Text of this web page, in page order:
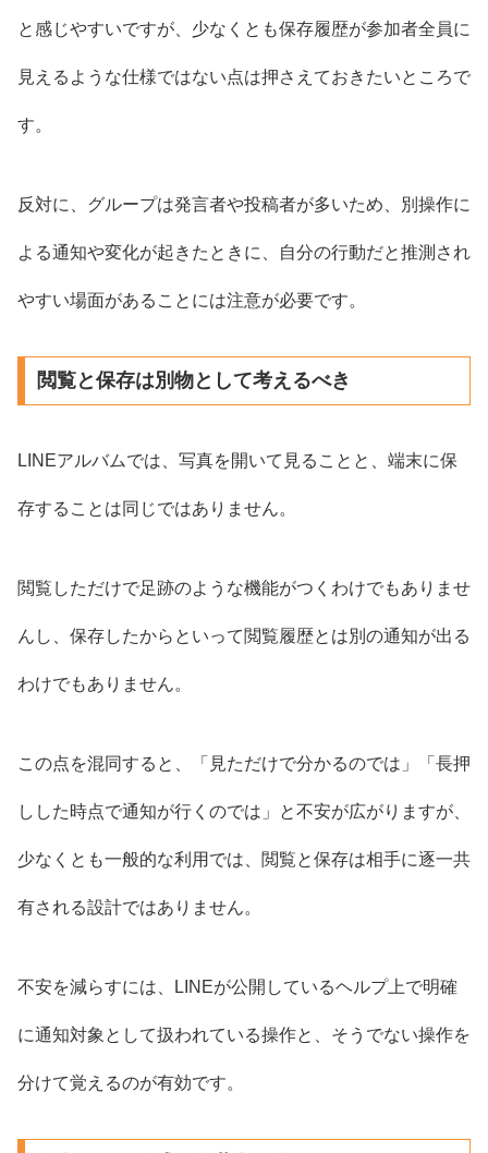
と感じやすいですが、少なくとも保存履歴が参加者全員に
見えるような仕様ではない点は押さえておきたいところで
す。
反対に、グループは発言者や投稿者が多いため、別操作に
よる通知や変化が起きたときに、自分の行動だと推測され
やすい場面があることには注意が必要です。
閲覧と保存は別物として考えるべき
LINEアルバムでは、写真を開いて見ることと、端末に保
存することは同じではありません。
閲覧しただけで足跡のような機能がつくわけでもありませ
んし、保存したからといって閲覧履歴とは別の通知が出る
わけでもありません。
この点を混同すると、「見ただけで分かるのでは」「長押
しした時点で通知が行くのでは」と不安が広がりますが、
少なくとも一般的な利用では、閲覧と保存は相手に逐一共
有される設計ではありません。
不安を減らすには、LINEが公開しているヘルプ上で明確
に通知対象として扱われている操作と、そうでない操作を
分けて覚えるのが有効です。